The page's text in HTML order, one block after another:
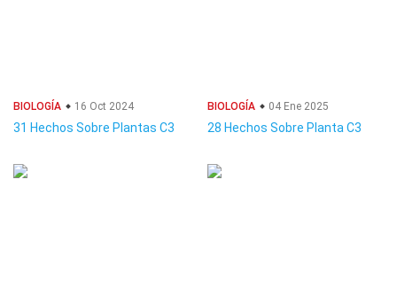
BIOLOGÍA 16 Oct 2024
31 Hechos Sobre Plantas C3
BIOLOGÍA 04 Ene 2025
28 Hechos Sobre Planta C3